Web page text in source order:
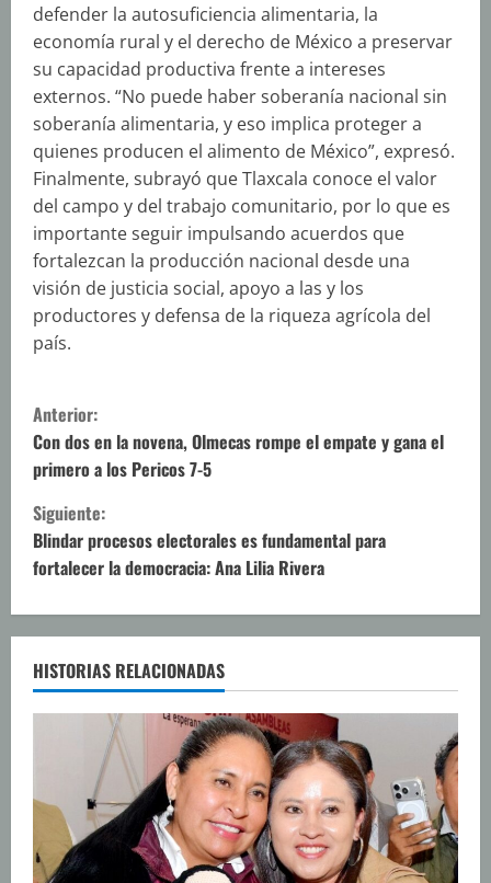
defender la autosuficiencia alimentaria, la
economía rural y el derecho de México a preservar
su capacidad productiva frente a intereses
externos. “No puede haber soberanía nacional sin
soberanía alimentaria, y eso implica proteger a
quienes producen el alimento de México”, expresó.
Finalmente, subrayó que Tlaxcala conoce el valor
del campo y del trabajo comunitario, por lo que es
importante seguir impulsando acuerdos que
fortalezcan la producción nacional desde una
visión de justicia social, apoyo a las y los
productores y defensa de la riqueza agrícola del
país.
S
i
g
u
e
l
e
y
n
d
Anterior:
Con dos en la novena, Olmecas rompe el empate y gana el
primero a los Pericos 7-5
Siguiente:
Blindar procesos electorales es fundamental para
fortalecer la democracia: Ana Lilia Rivera
HISTORIAS RELACIONADAS